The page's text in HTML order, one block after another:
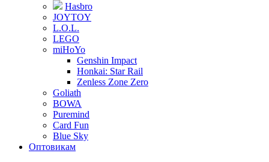
Hasbro
JOYTOY
L.O.L.
LEGO
miHoYo
Genshin Impact
Honkai: Star Rail
Zenless Zone Zero
Goliath
BOWA
Puremind
Card Fun
Blue Sky
Оптовикам